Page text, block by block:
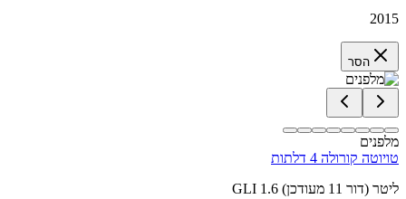
2015
הסר
מלפנים
טויוטה קורולה 4 דלתות
GLI 1.6 ליטר (דור 11 מעודכן)